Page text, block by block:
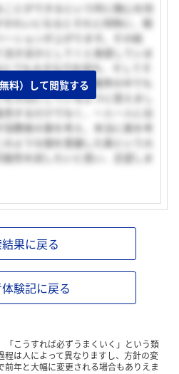
とができるという所に関心を持
きれいになるとそれと同時に、精
ションが上がります。その結
き活きとしてくと実感していま
ても大きな力を持ち、そしてそ
そしてその美容の業界の中でも
大切にしているように思えまし
売するだけでなく、一人一人に合
費者の事を考え、本当に美を考
のような個を意識した美という大
能性を試したいと思い、志望しま
料）して閲覧する
果に戻る
験記に戻る
「こうすれば必ずうまくいく」という類
程は人によって異なりますし、方針の変
年と大幅に変更される場合もありえま